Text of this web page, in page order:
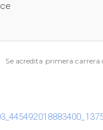
Se acredita primera carrera